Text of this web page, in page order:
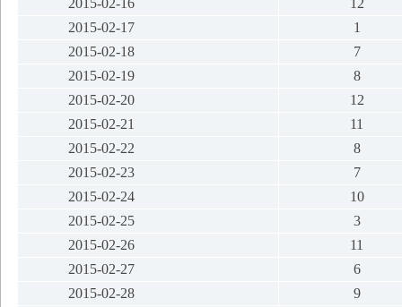
2015-02-16
12
2015-02-17
1
2015-02-18
7
2015-02-19
8
2015-02-20
12
2015-02-21
11
2015-02-22
8
2015-02-23
7
2015-02-24
10
2015-02-25
3
2015-02-26
11
2015-02-27
6
2015-02-28
9